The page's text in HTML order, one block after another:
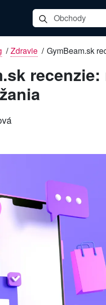
/ Zdravie / GymBeam.sk